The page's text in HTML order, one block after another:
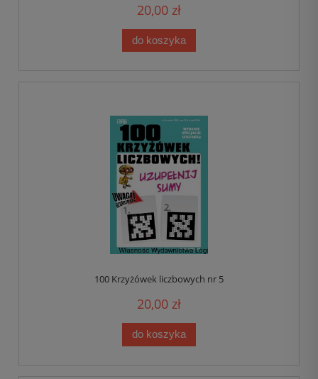
20,00 zł
do koszyka
100 Krzyżówek liczbowych nr 5
20,00 zł
do koszyka